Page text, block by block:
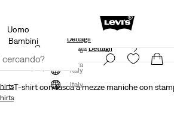
Unidays: Gli studenti ottengono il 20% di sconto
Dettagli
Iscriviti ora
Italy
Uomo
Bambini
spedizione e resi Aggiornata Dettagli
Iscriviti ora
Italy
T-shirt con tasca a mezze maniche con